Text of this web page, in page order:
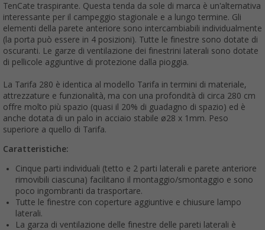
TenCate traspirante. Questa tenda da sole di marca è un'alternativa
interessante per il campeggio stagionale e a lungo termine. Gli
elementi della parete anteriore sono intercambiabili individualmente
(la porta può essere in 4 posizioni). Tutte le finestre sono dotate di
oscuranti. Le garze di ventilazione dei finestrini laterali sono dotate
di pellicole aggiuntive di protezione dalla pioggia.
La Tarifa 280 è identica al modello Tarifa in termini di materiale,
attrezzature e funzionalità, ma con una profondità di circa 280 cm
offre molto più spazio (quasi il 20% di guadagno di spazio) ed è
anche dotata di un palo in acciaio stabile ø28 x 1mm. Peso
superiore a quello di Tarifa.
Caratteristiche:
Cinque parti individuali (tetto e 2 parti laterali e parete anteriore
rimovibili ciascuna) facilitano il montaggio/smontaggio e sono
poco ingombranti da trasportare.
Tutte le finestre con coperture aggiuntive e chiusure lampo
laterali.
La garza di ventilazione delle finestre delle pareti laterali è